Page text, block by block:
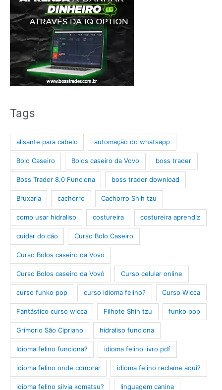
Tags
alisante para cabelo automação do whatsapp
Bolo Caseiro Bolos caseiro da Vovo boss trader
Boss Trader 8.0 Funciona boss trader download
Bruxaria cachorro Cachorro Shih tzu
como usar hidraliso costureira costureira aprendiz
cuidar do cão Curso Bolo Caseiro
Curso Bolos caseiro da Vovo
Curso Bolos caseiro da Vovó Curso celular online
curso funko pop curso idioma felino? Curso Wicca
Fantástico curso wicca Filhote Shih tzu funko pop
Grimorio São Cipriano hidraliso funciona
Idioma felino funciona? idioma felino livro pdf
idioma felino onde comprar idioma felino reclame aqui?
idioma felino silvia komatsu? linguagem canina